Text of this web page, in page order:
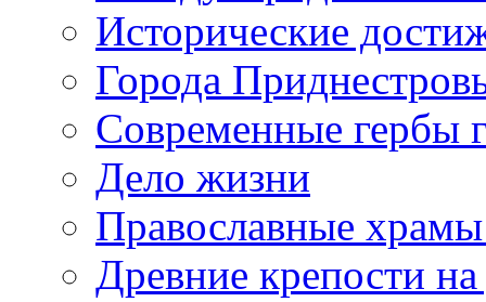
Исторические
Города
Современные гербы
Дело жизни
Православные
Древние крепости